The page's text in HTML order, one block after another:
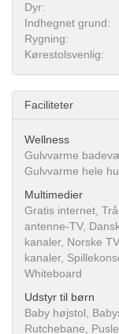
Dyr:
Indhegnet grund:
Rygning:
Kørestolsvenlig:
Faciliteter
Wellness
Gulvvarme
Gulvvarme hele
Multimedier
Gratis internet,
antenne-TV,
kanaler, Norske
kanaler,
Whiteboard
Udstyr til børn
Baby højstol,
Rutchebane,